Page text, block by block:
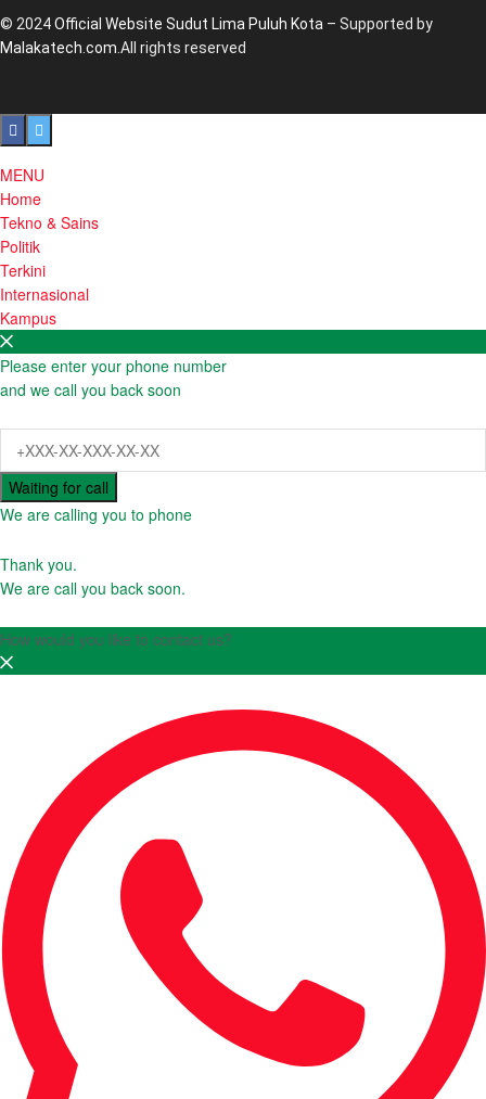
© 2024Official Website Sudut Lima Puluh Kota – Supported by
Malakatech.com.All rights reserved
MENU
Home
Tekno & Sains
Politik
Terkini
Internasional
Kampus
Please enter your phone number
and we call you back soon
Waiting for call
We are calling you to phone
Thank you.
We are call you back soon.
How would you like to contact us?